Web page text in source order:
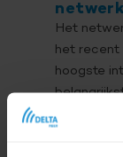
Het
het recent
hoogste